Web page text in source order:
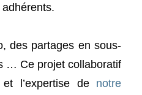
des partages en sous-
… Ce projet collaboratif
l’expertise de notre